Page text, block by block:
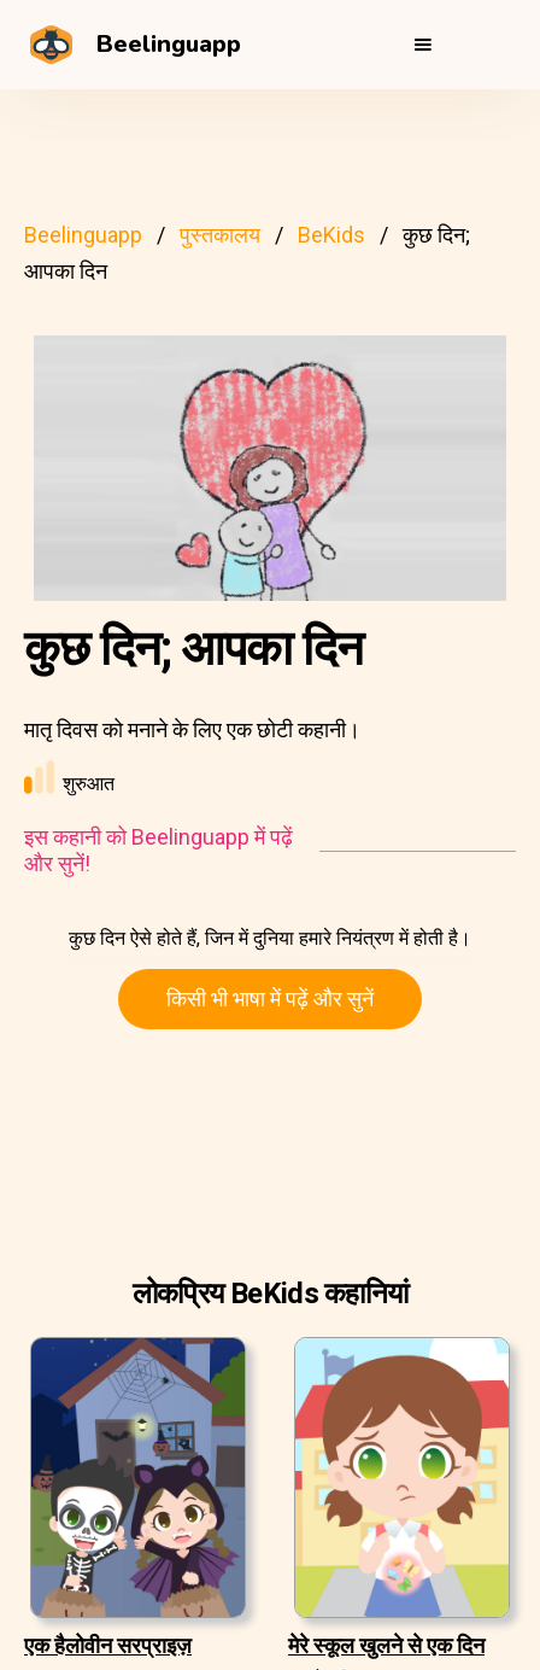
Beelinguapp
Beelinguapp पुस्तकालय BeKids
कुछ दिन;
आपका दिन
कुछ दिन; आपका दिन
मातृ दिवस को मनाने के लिए एक छोटी कहानी।
शुरुआत
इस कहानी को Beelinguapp में पढ़ें
और सुनें!
कुछ दिन ऐसे होते हैं, जिन में दुनिया हमारे नियंत्रण में होती है।
किसी भी भाषा में पढ़ें और सुनें
लोकप्रिय BeKids कहानियां
एक हैलोवीन सरप्राइज़
मेरे स्कूल खुलने से एक दिन